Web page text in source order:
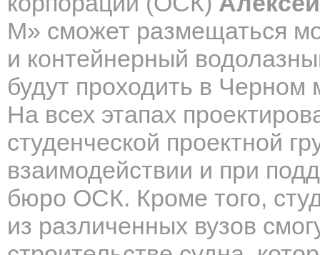
М» сможет размещаться
и контейнерный
будут проходить в Черном
На всех этапах
студенческой проектной
взаимодействии и при
бюро ОСК. Кроме того,
из различенных вузов